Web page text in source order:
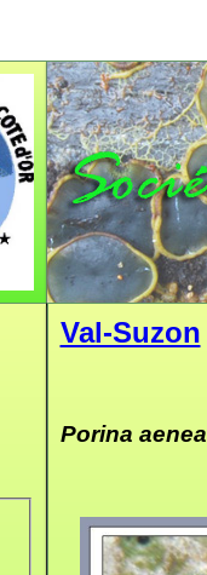
Val-Suzon
Porina aenea